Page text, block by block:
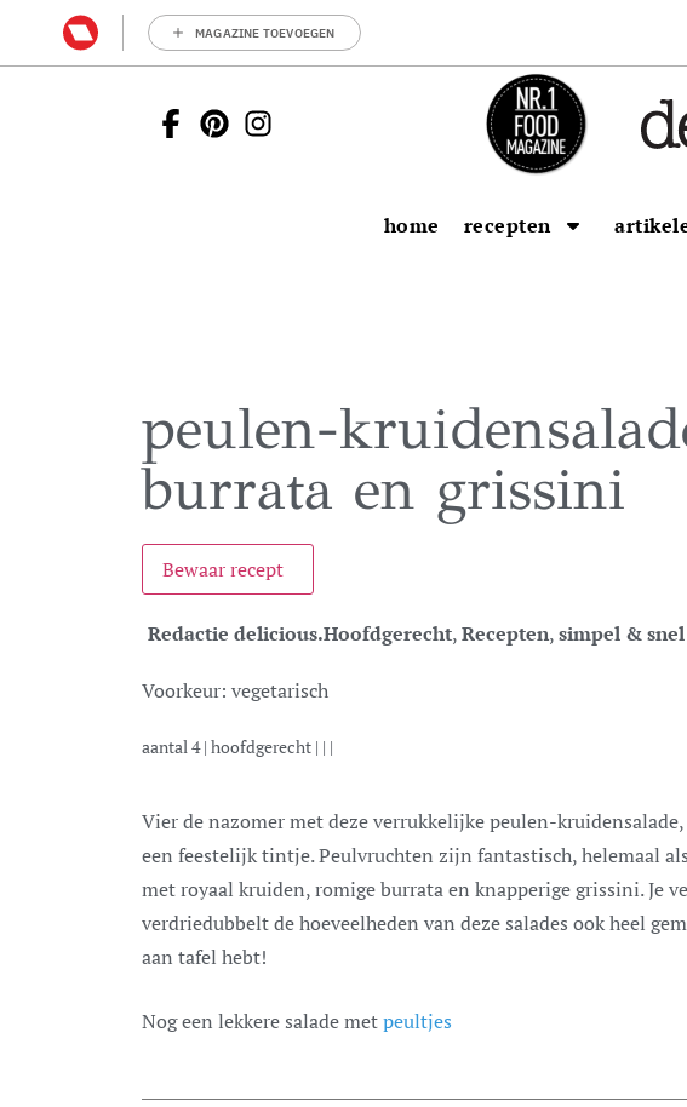
MAGAZINE TOEVOEGEN
home recepten
peulen-
burrata en grissini
Bewaar recept
Redactie delicious.Hoofdgerecht,Recepten,simpel & snel
Voorkeur: vegetarisch
aantal4| hoofdgerecht | | |
Vier de nazomer met deze verrukkelijke peulen-kruidensalade, een maaltijdsalade met
een feestelijk tintje. Peulvruchten zijn fantastisch, helemaal
met royaal kruiden, romige burrata en knapperige grissini. Je
verdriedubbelt de hoeveelheden van deze salades ook heel
aan tafel hebt!
Nog een lekkere salade metpeultjes